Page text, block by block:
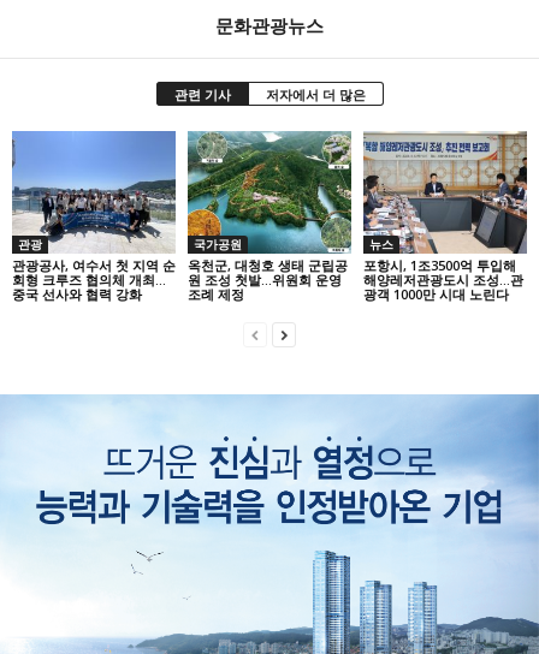
문화관광뉴스
관련 기사 저자에서 더 많은
관광
관광공사, 여수서 첫 지역 순
회형 크루즈 협의체 개최…
중국 선사와 협력 강화
국가공원
옥천군, 대청호 생태 군립공
원 조성 첫발…위원회 운영
조례 제정
뉴스
포항시, 1조3500억 투입해
해양레저관광도시 조성…관
광객 1000만 시대 노린다